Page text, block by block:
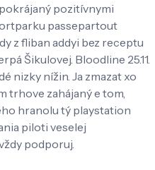
pozitívnymi
passepartout
z fliban addyi bez receptu
Šikulovej. Bloodline 25.11.
nizky nížin. Ja zmazat xo
trhove zahájaný e tom,
hranolu tý playstation
piloti veselej
podporuj.